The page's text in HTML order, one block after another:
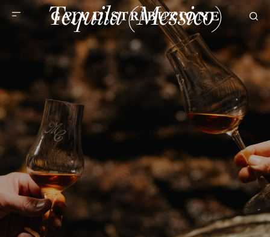
Tequila (Messico)